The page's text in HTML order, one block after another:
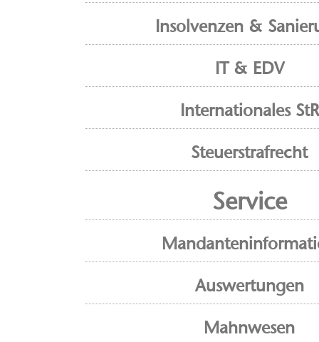
Insolvenzen &
IT & EDV
Internationales StR
Steuerstrafrecht
Service
Auswertungen
Mahnwesen